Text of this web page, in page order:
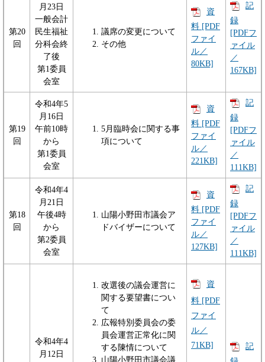
第20
回
月23日
一般会計
民生福祉
分科会終
了後
第1委員
会室
議席の変更について
その他
資
料 [PDF
ファイ
ル／
80KB]
記
録
[PDFフ
ァイル
／
167KB]
第19
回
令和4年5
月16日
午前10時
から
第1委員
会室
5月臨時会に関する事
項について
資
料 [PDF
ファイ
ル／
221KB]
記
録
[PDFフ
ァイル
／
111KB]
第18
回
令和4年4
月21日
午後4時
から
第2委員
会室
山陽小野田市議会ア
ドバイザーについて
資
料 [PDF
ファイ
ル／
127KB]
記
録
[PDFフ
ァイル
／
111KB]
令和4年4
月12日
改選後の議会運営に
関する要望書につい
て
広報特別委員会の委
員会運営正常化に関
する陳情について
山陽小野田市議会議
資
料 [PDF
ファイ
ル／
71KB]
記